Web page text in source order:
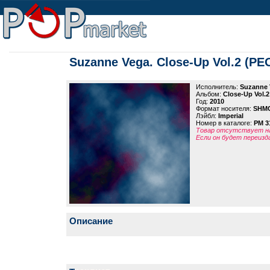
Suzanne Vega. Close-Up Vol.2
Исполнитель: Suzanne
Альбом: Close-Up
Год: 2010
Формат носителя:
Лэйбл: Imperial
Номер в каталоге: PM
Товар отсутствует
Если он будет
Описание